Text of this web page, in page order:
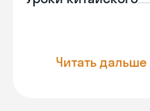
Читать дальше